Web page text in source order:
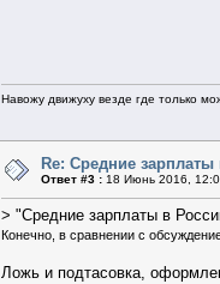
Навожу движуху везде где только
Re: Средние
Ответ #3 : 18 Июнь 2016,
> "Средние зарплаты в
Конечно, в сравнении с
Ложь и подтасовка,